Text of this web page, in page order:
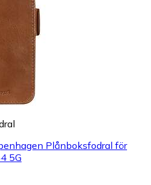
Plånboksfodral för
5G